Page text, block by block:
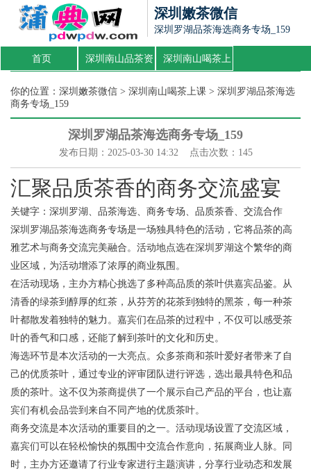
深圳嫩茶微信
深圳罗湖品茶海选商务专场_159
首页 深圳南山品茶资 深圳南山喝茶上
你的位置： 深圳嫩茶微信 > 深圳南山喝茶上课 > 深圳罗湖品茶海选
商务专场_159
深圳罗湖品茶海选商务专场_159
发布日期：2025-03-30 14:32 点击次数：145
汇聚品质茶香的商务交流盛宴
关键字：深圳罗湖、品茶海选、商务专场、品质茶香、交流合作
深圳罗湖品茶海选商务专场是一场独具特色的活动，它将品茶的高
雅艺术与商务交流完美融合。活动地点选在深圳罗湖这个繁华的商
业区域，为活动增添了浓厚的商业氛围。
在活动现场，主办方精心挑选了多种高品质的茶叶供嘉宾品鉴。从
清香的绿茶到醇厚的红茶，从芬芳的花茶到独特的黑茶，每一种茶
叶都散发着独特的魅力。嘉宾们在品茶的过程中，不仅可以感受茶
叶的香气和口感，还能了解到茶叶的文化和历史。
海选环节是本次活动的一大亮点。众多茶商和茶叶爱好者带来了自
己的优质茶叶，通过专业的评审团队进行评选，选出最具特色和品
质的茶叶。这不仅为茶商提供了一个展示自己产品的平台，也让嘉
宾们有机会品尝到来自不同产地的优质茶叶。
商务交流是本次活动的重要目的之一。活动现场设置了交流区域，
嘉宾们可以在轻松愉快的氛围中交流合作意向，拓展商业人脉。同
时，主办方还邀请了行业专家进行主题演讲，分享行业动态和发展